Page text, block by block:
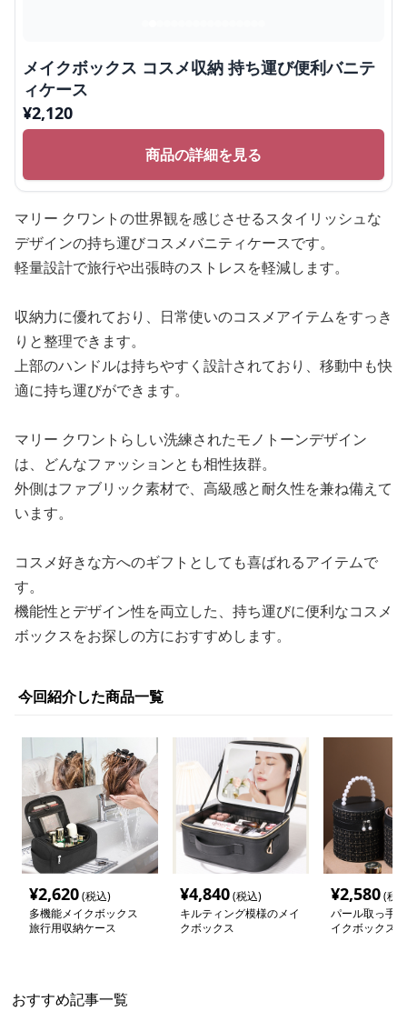
メイクボックス コスメ収納 持ち運び便利バニテ
ィケース
¥2,120
商品の詳細を見る
マリー クワントの世界観を感じさせるスタイリッシュな
デザインの持ち運びコスメバニティケースです。
軽量設計で旅行や出張時のストレスを軽減します。
収納力に優れており、日常使いのコスメアイテムをすっき
りと整理できます。
上部のハンドルは持ちやすく設計されており、移動中も快
適に持ち運びができます。
マリー クワントらしい洗練されたモノトーンデザイン
は、どんなファッションとも相性抜群。
外側はファブリック素材で、高級感と耐久性を兼ね備えて
います。
コスメ好きな方へのギフトとしても喜ばれるアイテムで
す。
機能性とデザイン性を両立した、持ち運びに便利なコスメ
ボックスをお探しの方におすすめします。
今回紹介した商品一覧
¥2,620(税込)
多機能メイクボックス
旅行用収納ケース
¥4,840(税込)
キルティング模様のメイ
クボックス
¥2,580(税
パール取っ手
イクボックス
おすすめ記事一覧